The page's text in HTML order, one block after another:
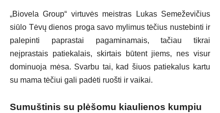
„Biovela Group“ virtuvės meistras Lukas Semeževičius
siūlo Tėvų dienos proga savo mylimus tėčius nustebinti ir
palepinti paprastai pagaminamais, tačiau tikrai
neįprastais patiekalais, skirtais būtent jiems, nes visur
dominuoja mėsa. Svarbu tai, kad šiuos patiekalus kartu
su mama tėčiui gali padėti ruošti ir vaikai.
Sumuštinis su plėšomu kiaulienos kumpiu